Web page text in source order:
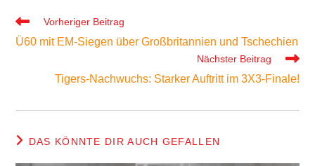
Weitere
Artikel
ansehen
Vorheriger Beitrag
Ü60 mit EM-Siegen über Großbritannien und Tschechien
Nächster Beitrag
Tigers-Nachwuchs: Starker Auftritt im 3X3-Finale!
DAS KÖNNTE DIR AUCH GEFALLEN